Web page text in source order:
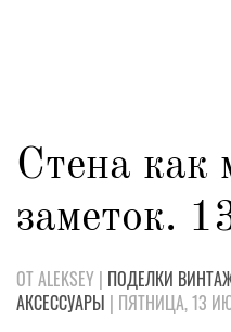
Стена как
заметок.
ОТ ALEKSEY | ПОДЕЛКИ
АКСЕССУАРЫ | ПЯТНИЦА, 13